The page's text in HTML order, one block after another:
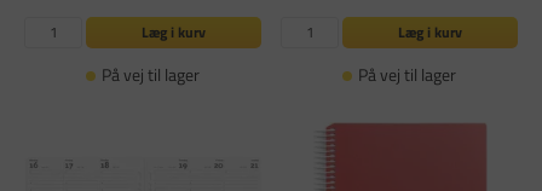
Læg i kurv
På vej til lager
Læg i kurv
På vej til lager